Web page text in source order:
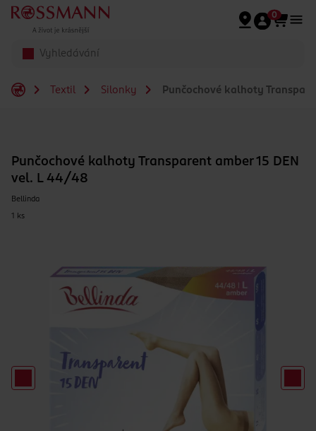
Přeskočit na hlavmní obsah
0
Textil Silonky Punčochové kalhoty
Punčochové kalhoty Transparent amber 15 DEN
vel. L 44/48
Bellinda
1 ks